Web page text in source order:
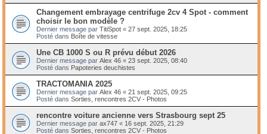
Changement embrayage centrifuge 2cv 4 Spot - comment
choisir le bon modèle ?
Dernier message par TitiSpot « 27 sept. 2025, 18:25
Posté dans Boîte de vitesse
Une CB 1000 S ou R prévu début 2026
Dernier message par Alex 46 « 23 sept. 2025, 08:40
Posté dans Papoteries deuchistes
TRACTOMANIA 2025
Dernier message par Alex 46 « 21 sept. 2025, 09:25
Posté dans Sorties, rencontres 2CV - Photos
rencontre voiture ancienne vers Strasbourg sept 25
Dernier message par ax747 « 16 sept. 2025, 21:29
Posté dans Sorties, rencontres 2CV - Photos